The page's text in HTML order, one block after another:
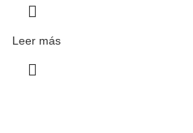
Leer más